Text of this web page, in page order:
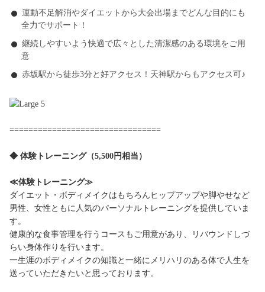
運動不足解消やダイエットから大会出場までどんな目的にも
全力でサポート！
継続しやすいよう快適で広々とした清潔感のある環境をご用
意
赤坂駅から徒歩3分と好アクセス！天神駅からもアクセス可♪
================================
◆ 体験トレーニング（5,500円相当）
≪体験トレーニング≫
ダイエット・ボディメイクはもちろんヒップアップや脚やせなど
男性、女性ともに人気のパーソナルトレーニングを提供していま
す。
健康的な食事管理を行うコースもご用意があり、リバウンドしづ
らい身体作りを行います。
一生涯のボディメイクの知識と一緒にメリハリのある体で人生を
送っていただきたいと思っております。